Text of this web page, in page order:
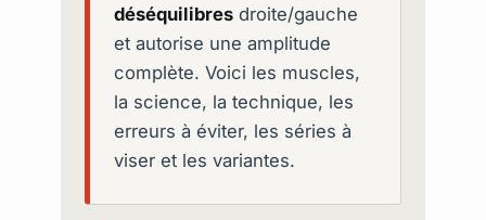
déséquilibresdroite/gauche
et autorise une amplitude
complète. Voici les muscles,
la science, la technique, les
erreurs à éviter, les séries à
viser et les variantes.